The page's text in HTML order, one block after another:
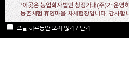
오늘 하루동안 보지 않기 / 닫기